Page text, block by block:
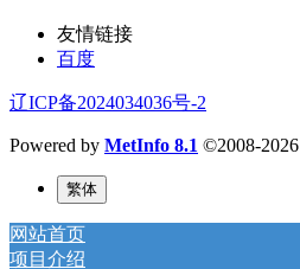
友情链接
百度
辽ICP备2024034036号-2
Powered by MetInfo 8.1 ©2008-2026
繁体
网站首页
项目介绍